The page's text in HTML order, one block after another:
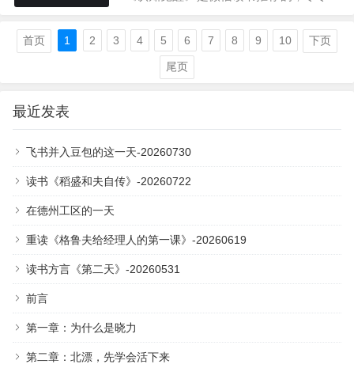
首页 1 2 3 4 5 6 7 8 9 10 下页
尾页
最近发表
飞书并入豆包的这一天-20260730
读书《稻盛和夫自传》-20260722
在德州工区的一天
重读《格鲁夫给经理人的第一课》-20260619
读书方言《第二天》-20260531
前言
第一章：为什么是晓力
第二章：北漂，先学会活下来